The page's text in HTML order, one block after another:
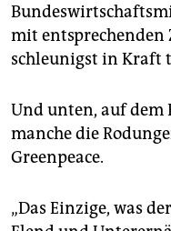
mit entsprechenden
schleunigst in Kraft
Und unten, auf dem
manche die
Greenpeace.
„Das Einzige, was